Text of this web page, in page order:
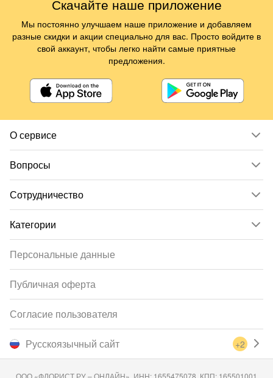
О сервисе
Вопросы
Сотрудничество
Категории
Русскоязычный сайт +2
Персональные данные
Публичная оферта
Согласие пользователя
ООО «ФЛОРИСТ.РУ – ОНЛАЙН», ИНН: 1655475078, КПП: 165501001
Скачайте наше приложение
Мы постоянно улучшаем наше приложение и добавляем
разные скидки и акции специально для вас. Просто войдите в
свой аккаунт, чтобы легко найти самые приятные
предложения.